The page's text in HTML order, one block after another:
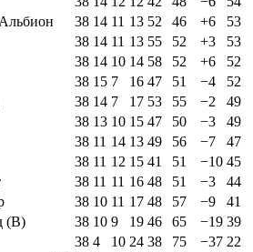
38 14 11 13 52 46 +6
53
38 14 11 13 55 52 +3
53
38 14 10 14 58 52 +6
52
38 15 7 16 47 51 −4
52
38 14 7 17 53 55 −2
49
38 13 10 15 47 50 −3
49
38 11 14 13 49 56 −7
47
38 11 12 15 41 51 −10 45
38 11 11 16 48 51 −3
44
38 10 11 17 48 57 −9
41
(В) 38 10 9 19 46 65 −19 39
38 4 10 24 38 75 −37 22